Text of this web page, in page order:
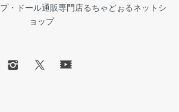
・ドール通販専門店るちゃどぉるネットシ
ョップ